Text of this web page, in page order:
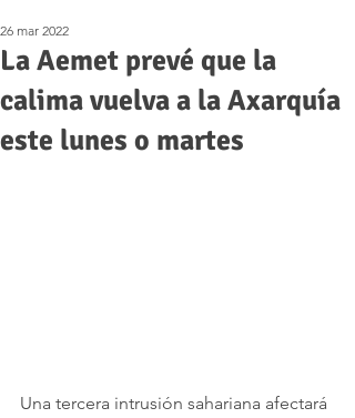
La Aemet prevé que la
calima vuelva a la Axarquía
este lunes o martes
26 mar 2022
Una tercera intrusión sahariana afectará